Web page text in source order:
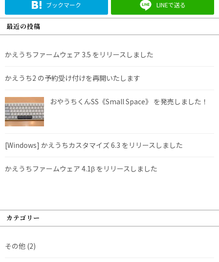
ブックマーク LINEで送る
最近の投稿
かえうちファームウェア 3.5 をリリースしました
かえうち2 の予約受け付けを再開いたします
おやうちくんSS《Small Space》 を発売しました！
[Windows] かえうちカスタマイズ 6.3 をリリースしました
かえうちファームウェア 4.1β をリリースしました
カテゴリー
その他 (2)